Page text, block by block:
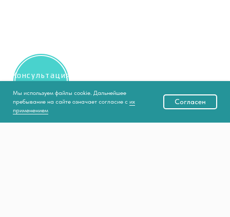
Мы используем файлы cookie. Дальнейшее
пребывание на сайте означает согласие с их
применением
Согласен
Консультация